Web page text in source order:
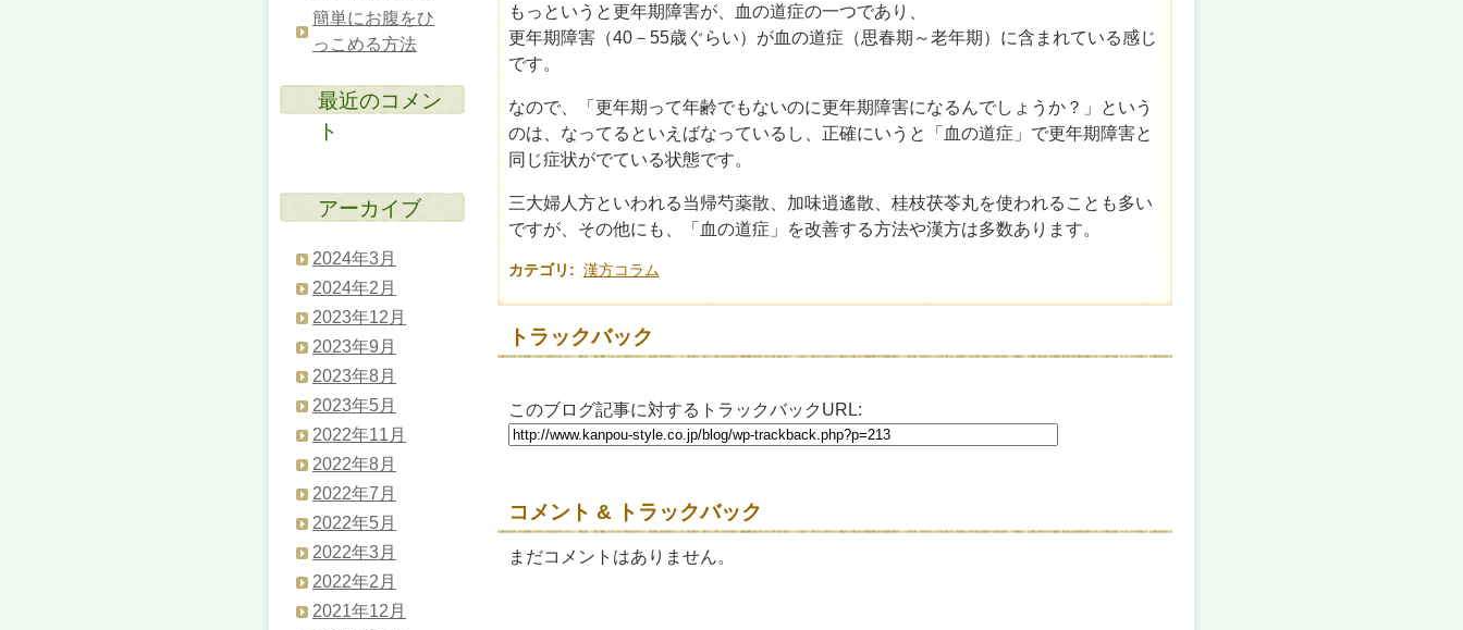
もっというと更年期障害が、血の道症の一つであり、
更年期障害（40－55歳ぐらい）が血の道症（思春期～老年期）に含まれている感じ
です。
なので、「更年期って年齢でもないのに更年期障害になるんでしょうか？」という
のは、なってるといえばなっているし、正確にいうと「血の道症」で更年期障害と
同じ症状がでている状態です。
三大婦人方といわれる当帰芍薬散、加味逍遙散、桂枝茯苓丸を使われることも多い
ですが、その他にも、「血の道症」を改善する方法や漢方は多数あります。
カテゴリ : 漢方コラム
トラックバック
このブログ記事に対するトラックバックURL:
コメント & トラックバック
まだコメントはありません。
簡単にお腹をひ
っこめる方法
最近のコメン
ト
アーカイブ
2024年3月
2024年2月
2023年12月
2023年9月
2023年8月
2023年5月
2022年11月
2022年8月
2022年7月
2022年5月
2022年3月
2022年2月
2021年12月